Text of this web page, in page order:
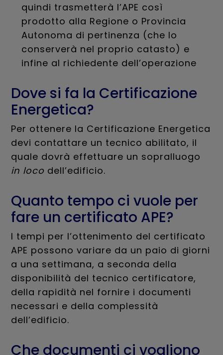
quindi trasmetterà l’APE così
prodotto alla Regione o Provincia
Autonoma di pertinenza (che lo
conserverà nel proprio catasto) e
infine al richiedente dell’operazione
Dove si fa la Certificazione
Energetica?
Per ottenere la Certificazione Energetica
devi contattare un tecnico abilitato, il
quale dovrà effettuare un sopralluogo
in loco dell’edificio.
Quanto tempo ci vuole per
fare un certificato APE?
I tempi per l’ottenimento del certificato
APE possono variare da un paio di giorni
a una settimana, a seconda della
disponibilità del tecnico certificatore,
della rapidità nel fornire i documenti
necessari e della complessità
dell’edificio.
Che documenti ci vogliono